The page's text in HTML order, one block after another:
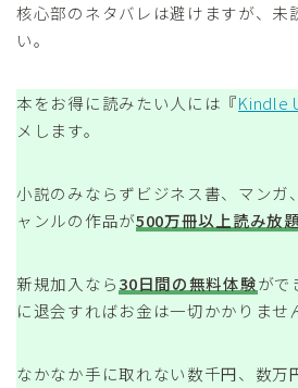
核心部のネタバレは避けますが、未
い。
本をお得に読みたい人には『Kindle
メします。
小説のみならずビジネス書、マンガ
ャンルの作品が500万冊以上読み放題
新規加入なら30日間の無料体験がで
に退会すればお金は一切かかりませ
なかなか手に取れない数千円、数万